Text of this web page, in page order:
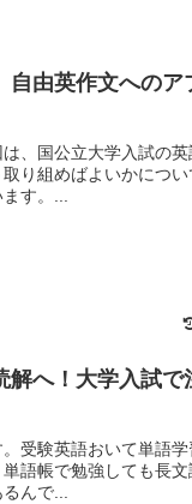
自由英作文へのア
、国公立大学入試の英
り組めばよいかにつ
す。...
解へ！大学入試で
受験英語おいて単語
語帳で勉強しても長文
んで...